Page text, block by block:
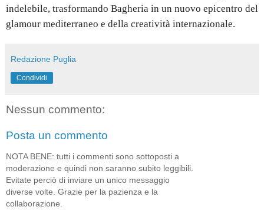
indelebile, trasformando Bagheria in un nuovo epicentro del
glamour mediterraneo e della creatività internazionale.
Redazione Puglia
Condividi
Nessun commento:
Posta un commento
NOTA BENE: tutti i commenti sono sottoposti a
moderazione e quindi non saranno subito leggibili.
Evitate perciò di inviare un unico messaggio
diverse volte. Grazie per la pazienza e la
collaborazione.